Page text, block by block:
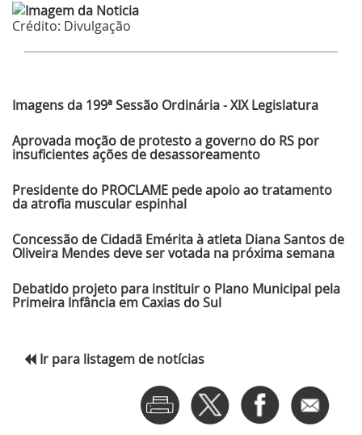
Crédito: Divulgação
Imagens da 199ª Sessão Ordinária - XIX Legislatura
Aprovada moção de protesto a governo do RS por
insuficientes ações de desassoreamento
Presidente do PROCLAME pede apoio ao tratamento
da atrofia muscular espinhal
Concessão de Cidadã Emérita à atleta Diana Santos de
Oliveira Mendes deve ser votada na próxima semana
Debatido projeto para instituir o Plano Municipal pela
Primeira Infância em Caxias do Sul
Ir para listagem de notícias